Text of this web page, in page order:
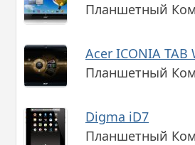
Планшетный
Acer ICONIA TAB
Планшетный
Digma iD7
Планшетный